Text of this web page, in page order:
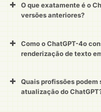
O que exatamente é o
versões anteriores?
Como o ChatGPT-4o
renderização de texto
Quais profissões podem
atualização do